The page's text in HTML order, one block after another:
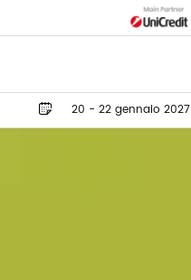
20 - 22 gennaio 2027